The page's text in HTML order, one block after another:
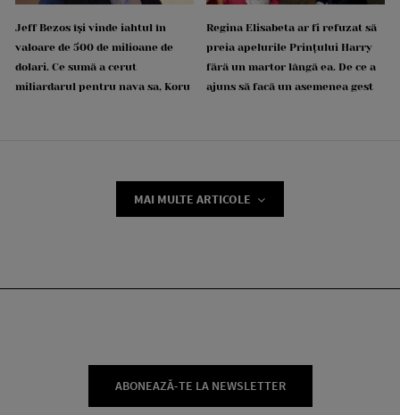
Jeff Bezos își vinde iahtul în
valoare de 500 de milioane de
dolari. Ce sumă a cerut
miliardarul pentru nava sa, Koru
Regina Elisabeta ar fi refuzat să
preia apelurile Prințului Harry
fără un martor lângă ea. De ce a
ajuns să facă un asemenea gest
MAI MULTE ARTICOLE
ABONEAZĂ-TE LA NEWSLETTER